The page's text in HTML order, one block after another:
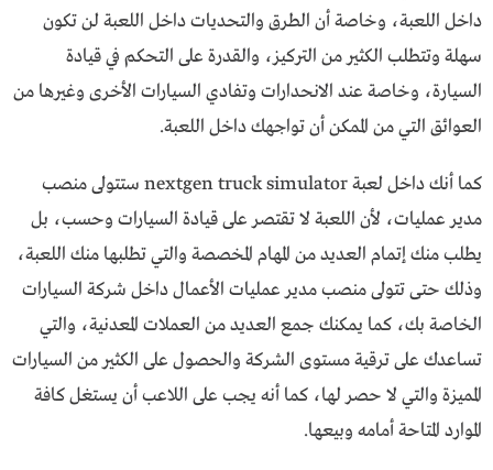
داخل اللعبة، وخاصة أن الطرق والتحديات داخل اللعبة لن تكون
سهلة وتتطلب الكثير من التركيز، والقدرة على التحكم في قيادة
السيارة، وخاصة عند الانحدارات وتفادي السيارات الأخرى وغيرها من
العوائق التي من الممكن أن تواجهك داخل اللعبة.
كما أنك داخل لعبة nextgen truck simulator ستتولى منصب
مدير عمليات، لأن اللعبة لا تقتصر على قيادة السيارات وحسب، بل
يطلب منك إتمام العديد من المهام المخصصة والتي تطلبها منك اللعبة،
وذلك حتى تتولى منصب مدير عمليات الأعمال داخل شركة السيارات
الخاصة بك، كما يمكنك جمع العديد من العملات المعدنية، والتي
تساعدك على ترقية مستوى الشركة والحصول على الكثير من السيارات
المميزة والتي لا حصر لها، كما أنه يجب على اللاعب أن يستغل كافة
الموارد المتاحة أمامه وبيعها.